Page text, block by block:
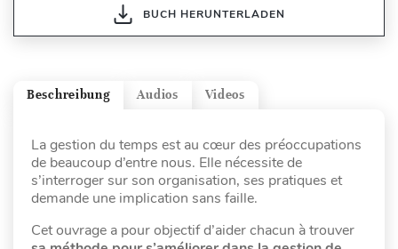
BUCH HERUNTERLADEN
Videos
Audios
Beschreibung
La gestion du temps est au cœur des préoccupations
de beaucoup d’entre nous. Elle nécessite de
s’interroger sur son organisation, ses pratiques et
demande une implication sans faille.
Cet ouvrage a pour objectif d’aider chacun à trouver